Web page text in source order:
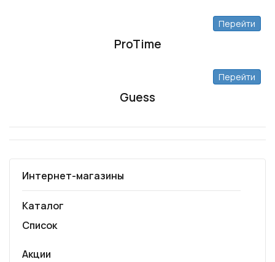
ProTime
Перейти
Guess
Перейти
Интернет-магазины
Каталог
Список
Акции